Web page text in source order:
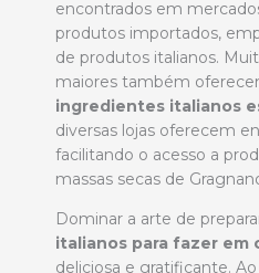
encontrados em
produtos importados,
de produtos italianos.
maiores também
ingredientes italianos
diversas lojas oferecem
facilitando o acesso a
massas secas de
Dominar a arte de
italianos para fazer em
deliciosa e gratificante.